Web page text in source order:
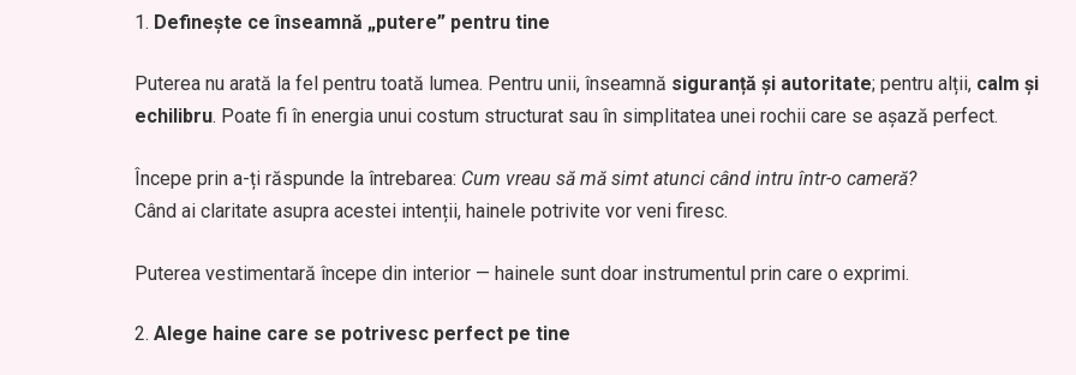
Definește ce înseamnă „putere” pentru tine
Puterea nu arată la fel pentru toată lumea. Pentru unii, înseamnă siguranță și autoritate; pentru alții, calm și
echilibru. Poate fi în energia unui costum structurat sau în simplitatea unei rochii care se așază perfect.
Începe prin a-ți răspunde la întrebarea: Cum vreau să mă simt atunci când intru într-o cameră?
Când ai claritate asupra acestei intenții, hainele potrivite vor veni firesc.
Puterea vestimentară începe din interior — hainele sunt doar instrumentul prin care o exprimi.
Alege haine care se potrivesc perfect pe tine